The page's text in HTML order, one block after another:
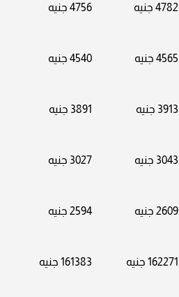
4782 جنيه 4756 جنيه
4565 جنيه 4540 جنيه
3913 جنيه 3891 جنيه
3043 جنيه 3027 جنيه
2609 جنيه 2594 جنيه
162271 جنيه 161383 جنيه